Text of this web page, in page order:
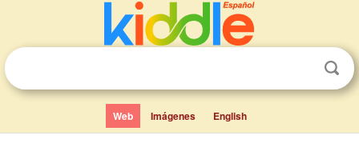
Web Imágenes English